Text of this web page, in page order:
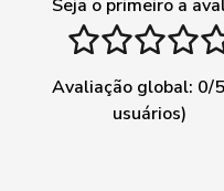
Seja o primeiro a
4
3
2
1 stars
Avaliação global: 0/
usuários)